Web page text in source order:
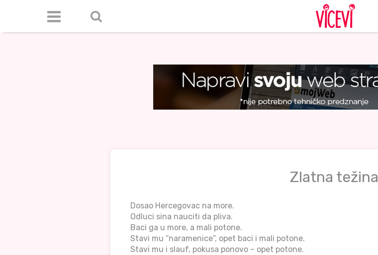
Zlatna težina
Dosao Hercegovac na more.
Odluci sina nauciti da pliva.
Baci ga u more, a mali potone.
Stavi mu “naramenice”, opet baci i mali potone.
Stavi mu i slauf, pokusa ponovo – opet potone.